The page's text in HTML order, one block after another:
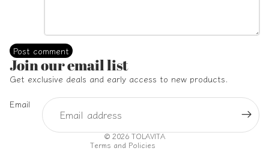
Post comment
Join our email list
Get exclusive deals and early access to new products.
Email
© 2026TOLAVITA
Terms and Policies
Refund policy
Privacy policy